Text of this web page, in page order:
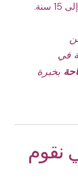
في
بخبرة
نقوم